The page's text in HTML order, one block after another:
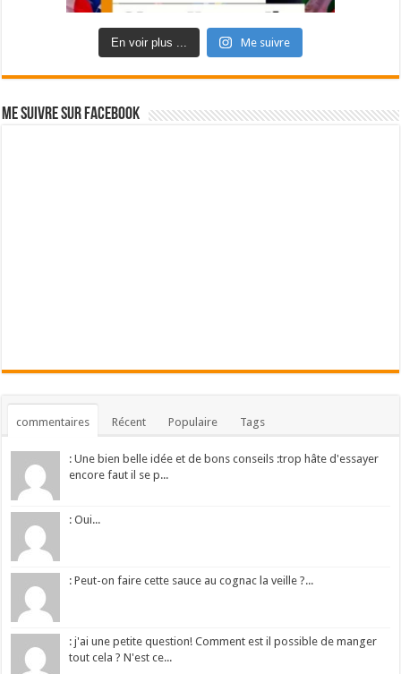
En voir plus ... Me suivre
Me suivre sur Facebook
commentaires Récent Populaire Tags
: Une bien belle idée et de bons conseils :trop hâte d'essayer
encore faut il se p...
: Oui...
: Peut-on faire cette sauce au cognac la veille ?...
: j'ai une petite question! Comment est il possible de manger
tout cela ? N'est ce...